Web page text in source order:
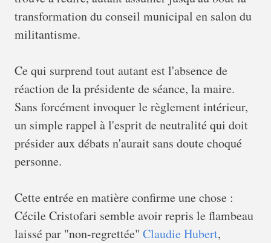
transformation du conseil municipal en salon du
militantisme.
Ce qui surprend tout autant est l'absence de
réaction de la présidente de séance, la maire.
Sans forcément invoquer le règlement intérieur,
un simple rappel à l'esprit de neutralité qui doit
présider aux débats n'aurait sans doute choqué
personne.
Cette entrée en matière confirme une chose :
Cécile Cristofari semble avoir repris le flambeau
laissé par "non-regrettée" Claudie Hubert,